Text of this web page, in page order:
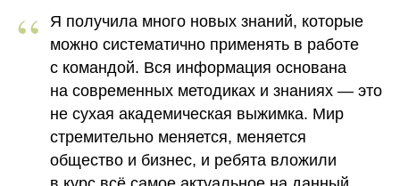
“
Я получила много новых знаний, которые
можно систематично применять в работе
с командой. Вся информация основана
на современных методиках и знаниях — это
не сухая академическая выжимка. Мир
стремительно меняется, меняется
общество и бизнес, и ребята вложили